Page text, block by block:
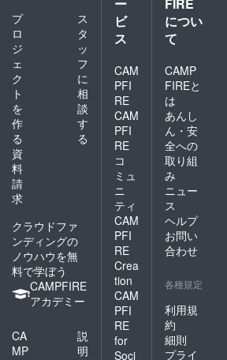
プ
ロ
ジ
ェ
ク
ト
を
作
る
ス
タ
ッ
フ
に
相
談
す
る
資
料
請
求
クラウドファ
ンディングの
ノウハウを無
料で学ぼう
CAMPFIRE
アカデミー
CA
MP
説
明
ビ
ス
CAM
PFI
RE
CAM
PFI
RE
コ
ミュ
ニ
ティ
CAM
PFI
RE
Crea
tion
CAM
PFI
RE
for
Soci
につい
て
CAMP
FIREと
は
あんし
ん・安
全への
取り組
み
ニュー
ス
ヘルプ
お問い
合わせ
各種規定
利用規
約
細則
プライ